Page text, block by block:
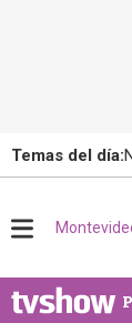
Temas del día:
u